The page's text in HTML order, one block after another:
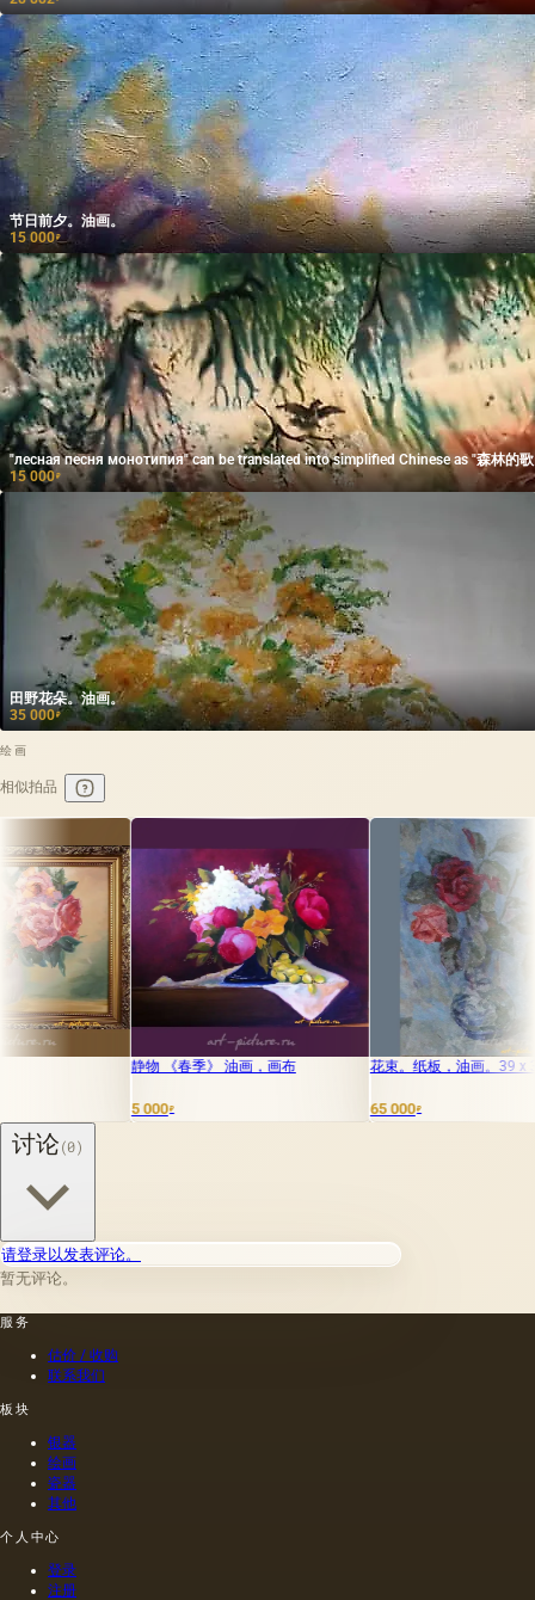
节日前夕。油画。
15 000₽
"лесная песня монотипия" can be translated into simplified Chinese as "森林的
15 000₽
田野花朵。油画。
35 000₽
绘画
相似拍品
静物 《春季》 油画，画布 花束。纸板，油画。39 x 30厘米 牡丹
讨论(0)
请登录以发表评论。
暂无评论。
服务
估价 / 收购
联系我们
板块
银器
绘画
瓷器
其他
个人中心
登录
注册